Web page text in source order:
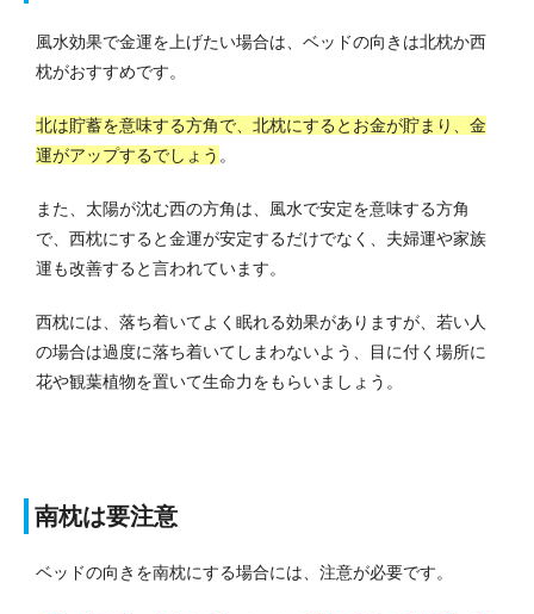
風水効果で金運を上げたい場合は、ベッドの向きは北枕か西
枕がおすすめです。
北は貯蓄を意味する方角で、北枕にするとお金が貯まり、金
運がアップするでしょう 。
また、太陽が沈む西の方角は、風水で安定を意味する方角
で、西枕にすると金運が安定するだけでなく、夫婦運や家族
運も改善すると言われています。
西枕には、落ち着いてよく眠れる効果がありますが、若い人
の場合は過度に落ち着いてしまわないよう、目に付く場所に
花や観葉植物を置いて生命力をもらいましょう。
南枕は要注意
ベッドの向きを南枕にする場合には、注意が必要です。